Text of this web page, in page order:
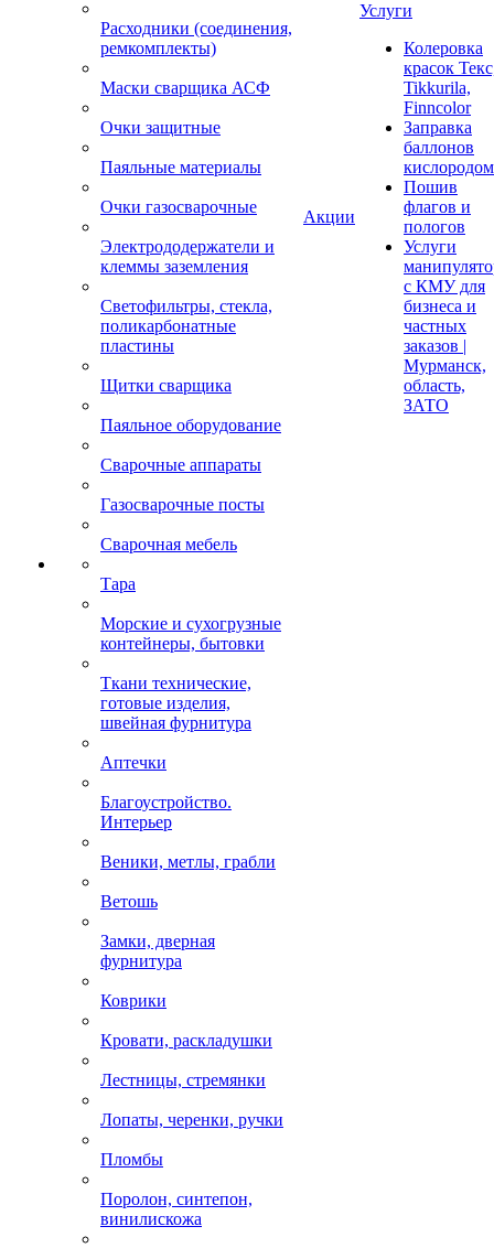
Расходники (соединения,
ремкомплекты)
Маски сварщика АСФ
Очки защитные
Паяльные материалы
Очки газосварочные
Электрододержатели и
клеммы заземления
Светофильтры, стекла,
поликарбонатные
пластины
Щитки сварщика
Паяльное оборудование
Сварочные аппараты
Газосварочные посты
Сварочная мебель
Тара
Морские и сухогрузные
контейнеры, бытовки
Ткани технические,
готовые изделия,
швейная фурнитура
Аптечки
Благоустройство.
Интерьер
Веники, метлы, грабли
Ветошь
Замки, дверная
фурнитура
Коврики
Кровати, раскладушки
Лестницы, стремянки
Лопаты, черенки, ручки
Пломбы
Поролон, синтепон,
винилискожа
Акции
Услуги
Колеровка
красок
Tikkurila,
Finncolor
Заправка
баллонов
кислородом
Пошив
флагов и
пологов
Услуги
с КМУ для
бизнеса и
частных
заказов |
Мурманск,
область,
ЗАТО